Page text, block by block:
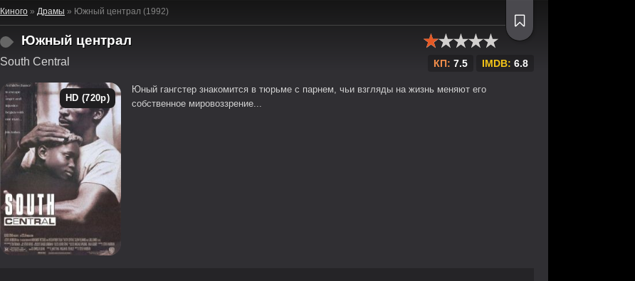
Киного » Драмы » Южный централ (1992)
Южный централ
South Central КП: 7.5 IMDB: 6.8
HD (720p)
Юный гангстер знакомится в тюрьме с парнем, чьи взгляды на жизнь меняют его
собственное мировоззрение...